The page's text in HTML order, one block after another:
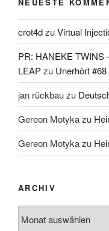
crot4dzuVirtual
PR: HANEKE TWINS
LEAPzu Unerhört #68
jan rückbauzu
Gereon Motykazu
Gereon Motykazu
ARCHIV